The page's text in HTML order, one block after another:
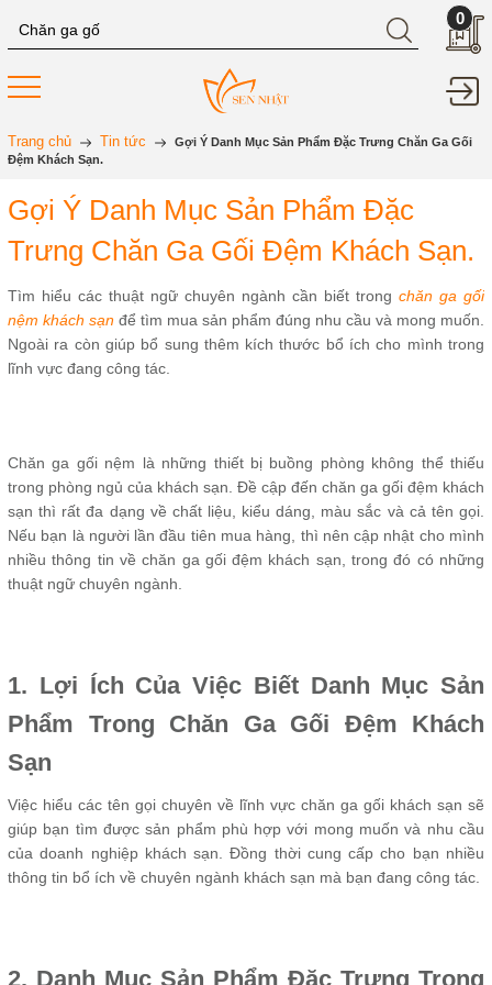
0
Trang chủ Tin tức
Gợi Ý Danh Mục Sản Phẩm Đặc Trưng Chăn Ga Gối
Đệm Khách Sạn.
Gợi Ý Danh Mục Sản Phẩm Đặc
Trưng Chăn Ga Gối Đệm Khách Sạn.
Tìm hiểu các thuật ngữ chuyên ngành cần biết trong chăn ga gối
nệm khách sạn để tìm mua sản phẩm đúng nhu cầu và mong muốn.
Ngoài ra còn giúp bổ sung thêm kích thước bổ ích cho mình trong
lĩnh vực đang công tác.
Chăn ga gối nệm là những thiết bị buồng phòng không thể thiếu
trong phòng ngủ của khách sạn. Đề cập đến chăn ga gối đệm khách
sạn thì rất đa dạng về chất liệu, kiểu dáng, màu sắc và cả tên gọi.
Nếu bạn là người lần đầu tiên mua hàng, thì nên cập nhật cho mình
nhiều thông tin về chăn ga gối đệm khách sạn, trong đó có những
thuật ngữ chuyên ngành.
1. Lợi Ích Của Việc Biết Danh Mục Sản
Phẩm Trong Chăn Ga Gối Đệm Khách
Sạn
Việc hiểu các tên gọi chuyên về lĩnh vực chăn ga gối khách sạn sẽ
giúp bạn tìm được sản phẩm phù hợp với mong muốn và nhu cầu
của doanh nghiệp khách sạn. Đồng thời cung cấp cho bạn nhiều
thông tin bổ ích về chuyên ngành khách sạn mà bạn đang công tác.
2. Danh Mục Sản Phẩm Đặc Trưng Trong